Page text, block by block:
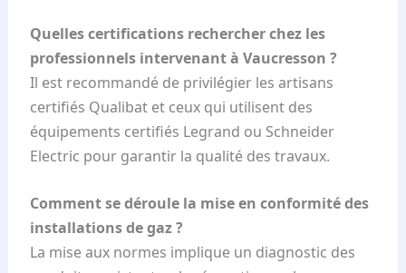
Quelles certifications rechercher chez les
professionnels intervenant à Vaucresson ?
Il est recommandé de privilégier les artisans
certifiés Qualibat et ceux qui utilisent des
équipements certifiés Legrand ou Schneider
Electric pour garantir la qualité des travaux.
Comment se déroule la mise en conformité des
installations de gaz ?
La mise aux normes implique un diagnostic des